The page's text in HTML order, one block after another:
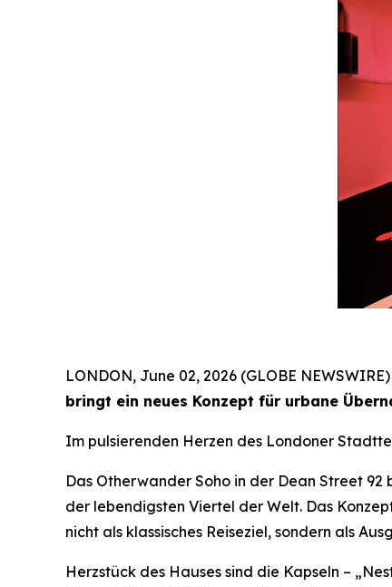
LONDON, June 02, 2026 (GLOBE
bringt ein neues Konzept für urbane
Im pulsierenden Herzen des Londoner
Das Otherwander Soho in der Dean Street
der lebendigsten Viertel der Welt. Das
nicht als klassisches Reiseziel, sondern als
Herzstück des Hauses sind die Kapseln –